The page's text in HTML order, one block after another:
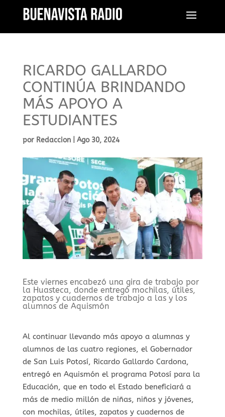
RICARDO GALLARDO
CONTINÚA BRINDANDO
MÁS APOYO A
ESTUDIANTES
por Redaccion| Ago 30, 2024
Este viernes encabezó una gira de trabajo por
la Huasteca, donde entregó mochilas, útiles,
zapatos y cuadernos de trabajo a las y los
alumnos de Aquismón
Al continuar llevando más apoyo a alumnas y
alumnos de las cuatro regiones, el Gobernador
de San Luis Potosí, Ricardo Gallardo Cardona,
entregó en Aquismón el programa Potosí para la
Educación, que en todo el Estado beneficiará a
más de medio millón de niñas, niños y jóvenes,
con mochilas, útiles, zapatos y cuadernos de